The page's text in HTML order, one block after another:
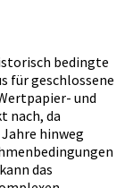
bedingte
für geschlossene
und
nach, da
hinweg
das